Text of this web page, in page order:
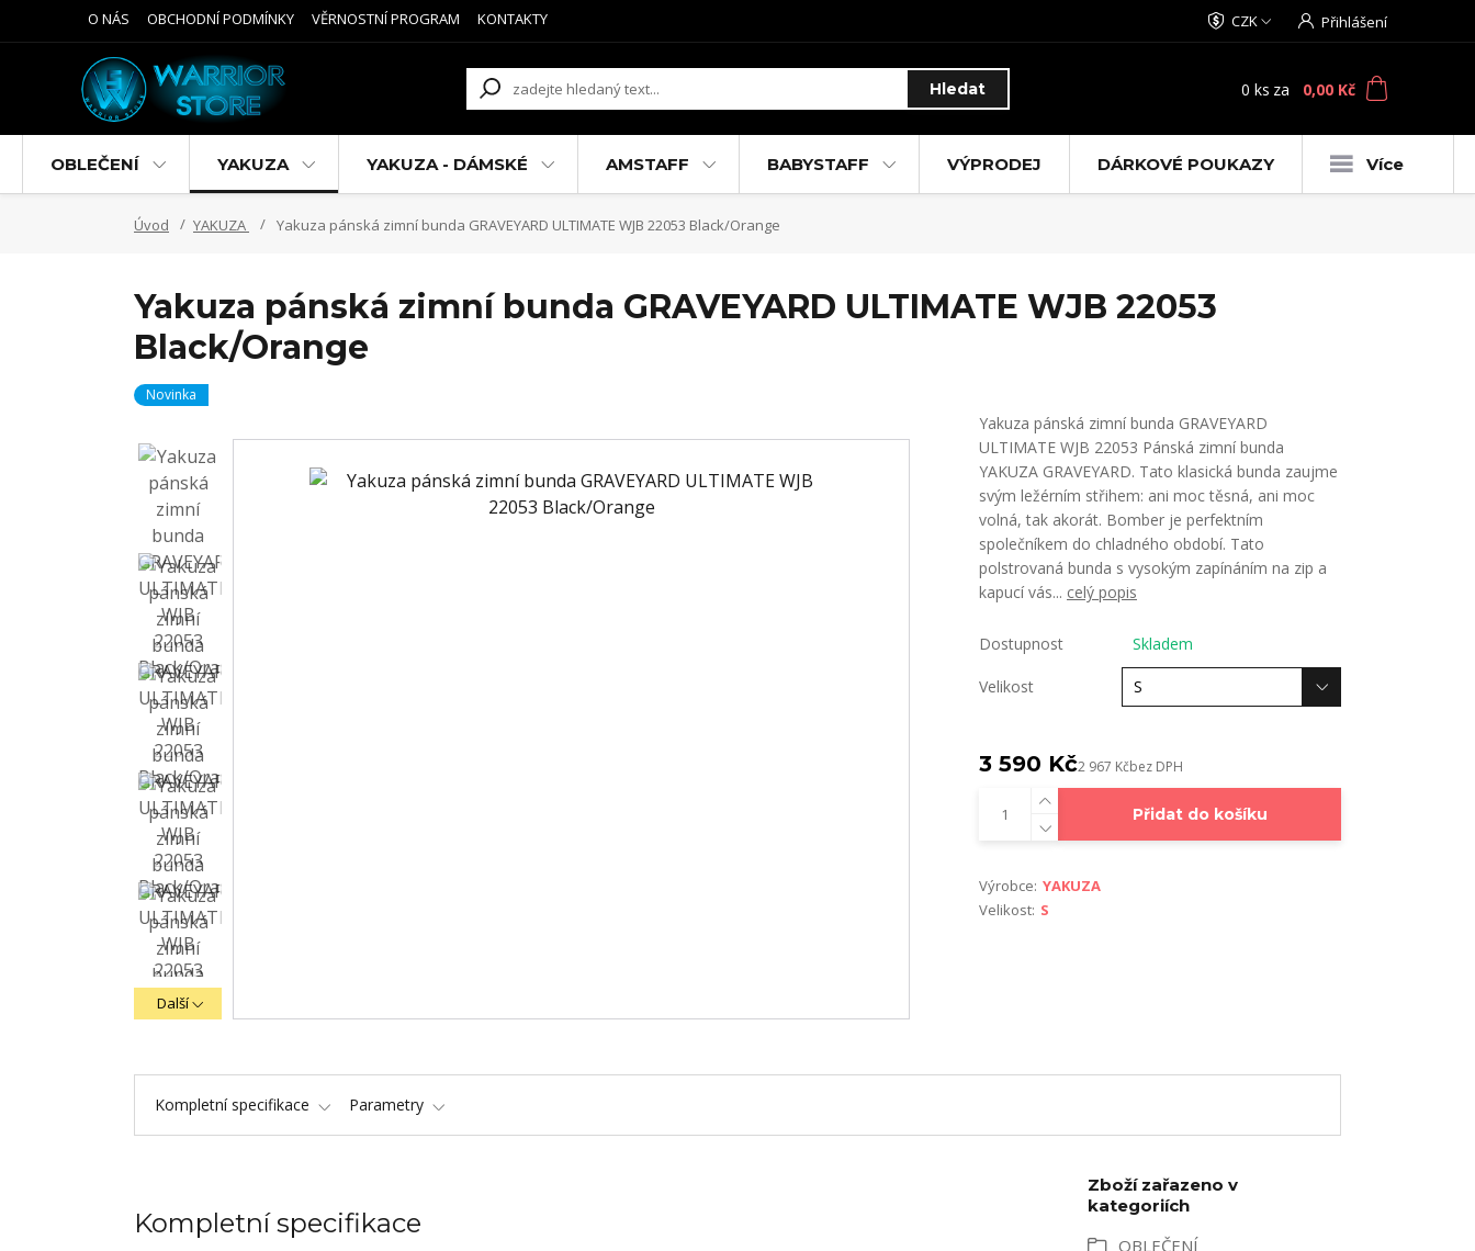
O NÁS OBCHODNÍ PODMÍNKY VĚRNOSTNÍ PROGRAM KONTAKTY CZK Přihlášení
Hledat 0 ks za 0,00 Kč
OBLEČENÍ YAKUZA YAKUZA - DÁMSKÉ AMSTAFF BABYSTAFF VÝPRODEJ DÁRKOVÉ POUKAZY Více
Úvod YAKUZA Yakuza pánská zimní bunda GRAVEYARD ULTIMATE WJB 22053 Black/Orange
Yakuza pánská zimní bunda GRAVEYARD ULTIMATE WJB 22053
Black/Orange
Novinka
Další
Yakuza pánská zimní bunda GRAVEYARD
ULTIMATE WJB 22053 Pánská zimní bunda
YAKUZA GRAVEYARD. Tato klasická bunda zaujme
svým ležérním střihem: ani moc těsná, ani moc
volná, tak akorát. Bomber je perfektním
společníkem do chladného období. Tato
polstrovaná bunda s vysokým zapínáním na zip a
kapucí vás... celý popis
Dostupnost Skladem
Velikost
3 590 Kč2 967 Kčbez DPH
Přidat do košíku
Výrobce: YAKUZA
Velikost: S
Kompletní specifikace Parametry
Kompletní specifikace
Zboží zařazeno v
kategoriích
OBLEČENÍ